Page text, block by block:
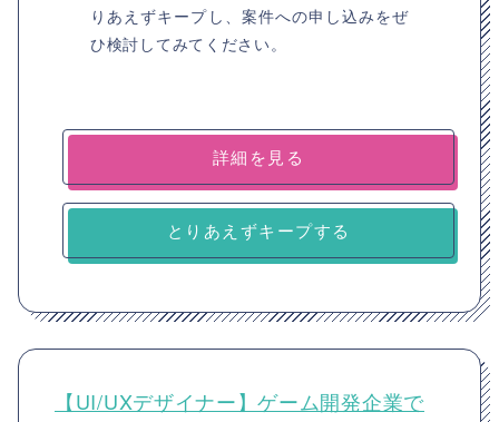
りあえずキープし、案件への申し込みをぜ
ひ検討してみてください。
詳細を見る
とりあえずキープする
【UI/UXデザイナー】ゲーム開発企業で